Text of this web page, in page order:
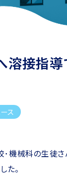
溶接指導
ス
機械科の生徒さ
た。